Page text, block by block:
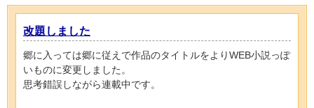
改題しました
郷に入っては郷に従えで作品のタイトルをよりWEB小説っぽ
いものに変更しました。
思考錯誤しながら連載中です。